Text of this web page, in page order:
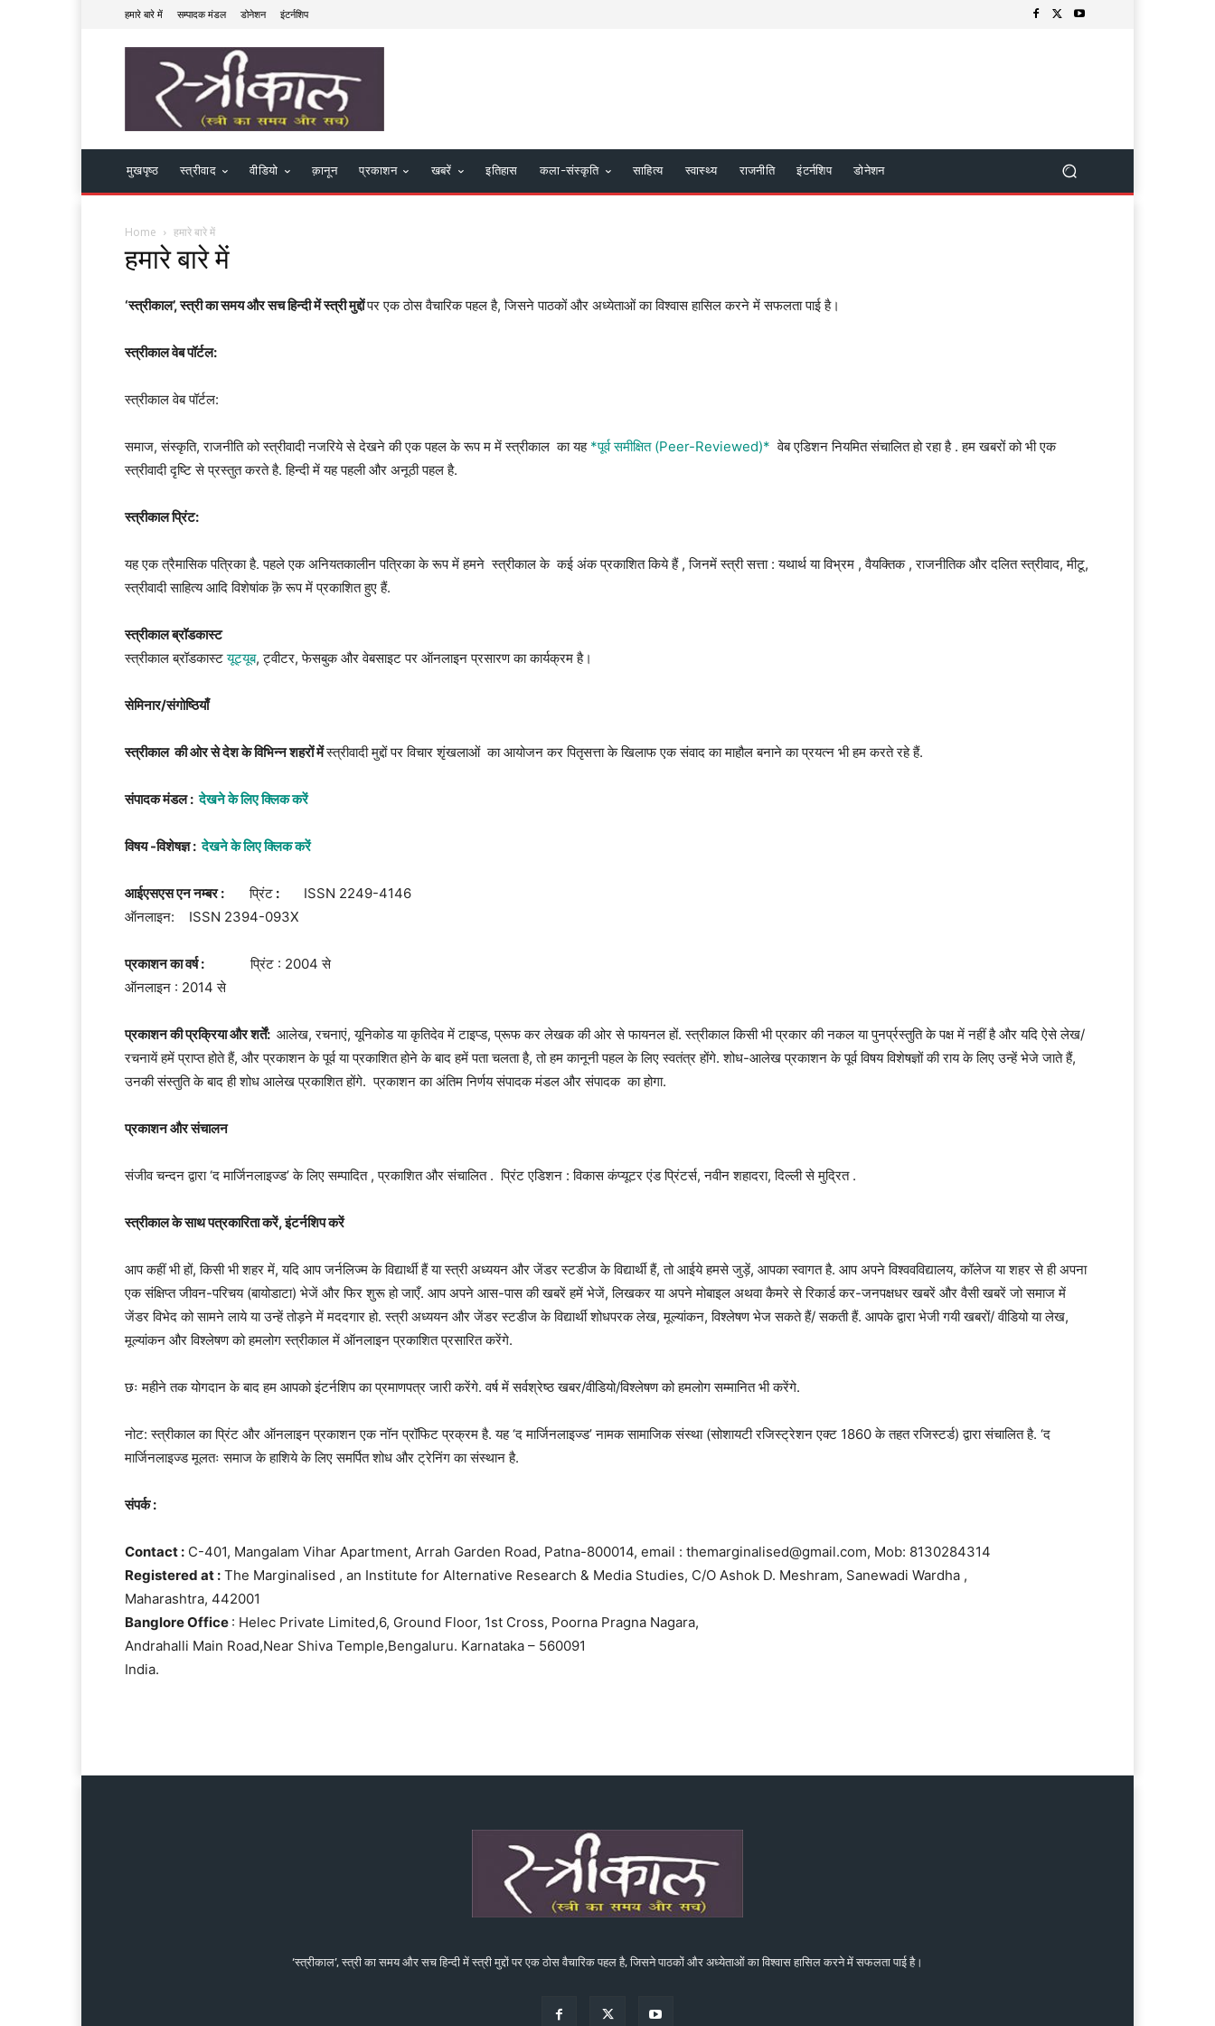
हमारे बारे में सम्पादक मंडल डोनेशन इंटर्नशिप
मुखपृष्ठ स्त्रीवाद वीडियो क़ानून प्रकाशन खबरें इतिहास कला-संस्कृति साहित्य स्वास्थ्य राजनीति इंटर्नशिप डोनेशन
Home हमारे बारे में
हमारे बारे में
‘स्त्रीकाल’, स्त्री का समय और सच हिन्दी में स्त्री मुद्दोंपर एक ठोस वैचारिक पहल है, जिसने पाठकों और अध्येताओं का विश्वास हासिल करने में सफलता पाई है।
स्त्रीकाल वेब पॉर्टल:
स्त्रीकाल वेब पॉर्टल:
समाज, संस्कृति, राजनीति को स्त्रीवादी नजरिये से देखने की एक पहल के रूप म में स्त्रीकाल का यह *पूर्व समीक्षित (Peer-Reviewed)* वेब एडिशन नियमित संचालित हो रहा है . हम खबरों को भी एक
स्त्रीवादी दृष्टि से प्रस्तुत करते है. हिन्दी में यह पहली और अनूठी पहल है.
स्त्रीकाल प्रिंट:
यह एक त्रैमासिक पत्रिका है. पहले एक अनियतकालीन पत्रिका के रूप में हमने स्त्रीकाल के कई अंक प्रकाशित किये हैं , जिनमें स्त्री सत्ता : यथार्थ या विभ्रम , वैयक्तिक , राजनीतिक और दलित स्त्रीवाद, मीटू,
स्त्रीवादी साहित्य आदि विशेषांक क़ॆ रूप में प्रकाशित हुए हैं.
स्त्रीकाल ब्रॉडकास्ट
स्त्रीकाल ब्रॉडकास्टयूट्यूब, ट्वीटर, फेसबुक और वेबसाइट पर ऑनलाइन प्रसारण का कार्यक्रम है।
सेमिनार/संगोष्ठियाँ
स्त्रीकाल की ओर से देश के विभिन्न शहरों मेंस्त्रीवादी मुद्दों पर विचार शृंखलाओं का आयोजन कर पितृसत्ता के खिलाफ एक संवाद का माहौल बनाने का प्रयत्न भी हम करते रहे हैं.
संपादक मंडल : देखने के लिए क्लिक करें
विषय -विशेषज्ञ :देखने के लिए क्लिक करें
आईएसएस एन नम्बर : प्रिंट : ISSN 2249-4146
ऑनलाइन: ISSN 2394-093X
प्रकाशन का वर्ष :प्रिंट : 2004 से
ऑनलाइन : 2014 से
प्रकाशन की प्रक्रिया और शर्तें: आलेख, रचनाएं, यूनिकोड या कृतिदेव में टाइप्ड, प्रूफ कर लेखक की ओर से फायनल हों. स्त्रीकाल किसी भी प्रकार की नकल या पुनर्प्रस्तुति के पक्ष में नहीं है और यदि ऐसे लेख/
रचनायें हमें प्राप्त होते हैं, और प्रकाशन के पूर्व या प्रकाशित होने के बाद हमें पता चलता है, तो हम कानूनी पहल के लिए स्वतंत्र होंगे. शोध-आलेख प्रकाशन के पूर्व विषय विशेषज्ञों की राय के लिए उन्हें भेजे जाते हैं,
उनकी संस्तुति के बाद ही शोध आलेख प्रकाशित होंगे. प्रकाशन का अंतिम निर्णय संपादक मंडल और संपादक का होगा.
प्रकाशन और संचालन
संजीव चन्दन द्वारा ‘द मार्जिनलाइज्ड’ के लिए सम्पादित , प्रकाशित और संचालित . प्रिंट एडिशन : विकास कंप्यूटर एंड प्रिंटर्स, नवीन शहादरा, दिल्ली से मुद्रित .
स्त्रीकाल के साथ पत्रकारिता करें, इंटर्नशिप करें
आप कहीं भी हों, किसी भी शहर में, यदि आप जर्नलिज्म के विद्यार्थी हैं या स्त्री अध्ययन और जेंडर स्टडीज के विद्यार्थी हैं, तो आईये हमसे जुड़ें, आपका स्वागत है. आप अपने विश्ववविद्यालय, कॉलेज या शहर से ही अपना
एक संक्षिप्त जीवन-परिचय (बायोडाटा) भेजें और फिर शुरू हो जाएँ. आप अपने आस-पास की खबरें हमें भेजें, लिखकर या अपने मोबाइल अथवा कैमरे से रिकार्ड कर-जनपक्षधर खबरें और वैसी खबरें जो समाज में
जेंडर विभेद को सामने लाये या उन्हें तोड़ने में मददगार हो. स्त्री अध्ययन और जेंडर स्टडीज के विद्यार्थी शोधपरक लेख, मूल्यांकन, विश्लेषण भेज सकते हैं/ सकती हैं. आपके द्वारा भेजी गयी खबरों/ वीडियो या लेख,
मूल्यांकन और विश्लेषण को हमलोग स्त्रीकाल में ऑनलाइन प्रकाशित प्रसारित करेंगे.
छः महीने तक योगदान के बाद हम आपको इंटर्नशिप का प्रमाणपत्र जारी करेंगे. वर्ष में सर्वश्रेष्ठ खबर/वीडियो/विश्लेषण को हमलोग सम्मानित भी करेंगे.
नोट: स्त्रीकाल का प्रिंट और ऑनलाइन प्रकाशन एक नॉन प्रॉफिट प्रक्रम है. यह ‘द मार्जिनलाइज्ड’ नामक सामाजिक संस्था (सोशायटी रजिस्ट्रेशन एक्ट 1860 के तहत रजिस्टर्ड) द्वारा संचालित है. ‘द
मार्जिनलाइज्ड मूलतः समाज के हाशिये के लिए समर्पित शोध और ट्रेनिंग का संस्थान है.
संपर्क :
Contact : C-401, Mangalam Vihar Apartment, Arrah Garden Road, Patna-800014, email : themarginalised@gmail.com, Mob: 8130284314
Registered at : The Marginalised , an Institute for Alternative Research & Media Studies, C/O Ashok D. Meshram, Sanewadi Wardha ,
Maharashtra, 442001
Banglore Office : Helec Private Limited,6, Ground Floor, 1st Cross, Poorna Pragna Nagara,
Andrahalli Main Road,Near Shiva Temple,Bengaluru. Karnataka – 560091
India.
‘स्त्रीकाल’, स्त्री का समय और सच हिन्दी में स्त्री मुद्दों पर एक ठोस वैचारिक पहल है, जिसने पाठकों और अध्येताओं का विश्वास हासिल करने में सफलता पाई है।